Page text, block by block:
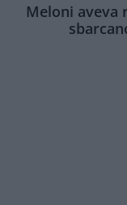
Meloni aveva